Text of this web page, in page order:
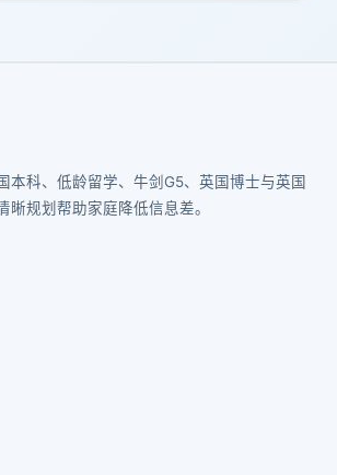
本科、低龄留学、牛剑G5、英国博士与英国
晰规划帮助家庭降低信息差。